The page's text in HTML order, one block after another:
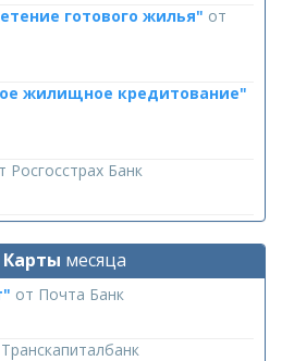
готового жилья" от
жилищное кредитование"
Росгосстрах Банк
месяца
от Почта Банк
Транскапиталбанк